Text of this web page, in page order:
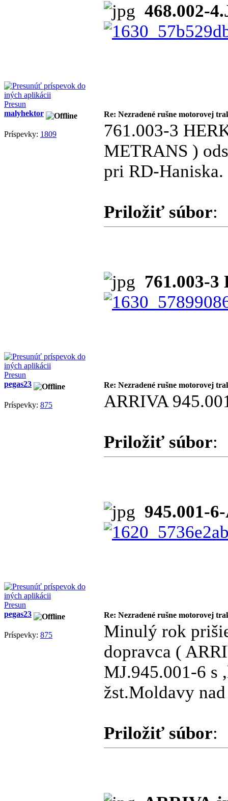
468.002-
Presun
malyhektor
Re: Nezradené rušne motorovej
Príspevky: 1809
761.003-3
METRANS )
pri RD-Haniska.
Priložiť súbor:
761.003-
Presun
pegas23
Re: Nezradené rušne motorovej
Príspevky: 875 ARRIVA
Priložiť súbor:
945.001-
Presun
pegas23
Re: Nezradené rušne motorovej
Príspevky: 875
Minulý rok
dopravca (
MJ.945.001-6 s
žst.Moldavy
Priložiť súbor: